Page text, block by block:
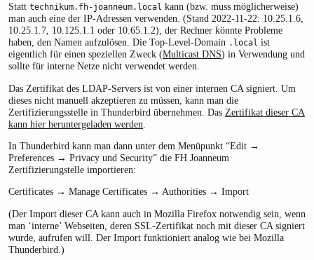
Statt technikum.fh-joanneum.local kann (bzw. muss möglicherweise)
man auch eine der IP-Adressen verwenden. (Stand 2022-11-22: 10.25.1.6,
10.25.1.7, 10.125.1.1 oder 10.65.1.2), der Rechner könnte Probleme
haben, den Namen aufzulösen. Die Top-Level-Domain .local ist
eigentlich für einen speziellen Zweck (Multicast DNS) in Verwendung und
sollte für interne Netze nicht verwendet werden.
Das Zertifikat des LDAP-Servers ist von einer internen CA signiert. Um
dieses nicht manuell akzeptieren zu müssen, kann man die
Zertifizierungsstelle in Thunderbird übernehmen. Das Zertifikat dieser CA
kann hier heruntergeladen werden
In Thunderbird kann man dann unter dem Menüpunkt “Edit →
Preferences → Privacy und Security” die FH Joanneum
Zertifizierungstelle importieren:
Certificates → Manage Certificates → Authorities → Import
(Der Import dieser CA kann auch in Mozilla Firefox notwendig sein, wenn
man ‘interne’ Webseiten, deren SSL-Zertifikat noch mit dieser CA signiert
wurde, aufrufen will. Der Import funktioniert analog wie bei Mozilla
Thunderbird.)